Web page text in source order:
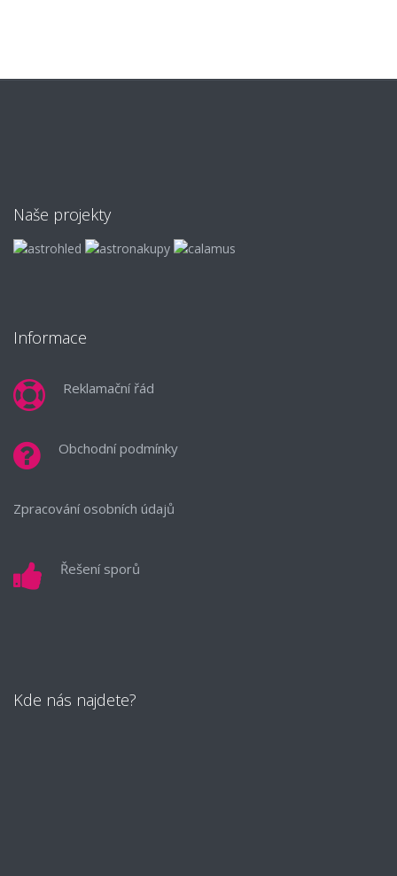
Naše projekty
Informace
Reklamační řád
Obchodní podmínky
Zpracování osobních údajů
Řešení sporů
Kde nás najdete?